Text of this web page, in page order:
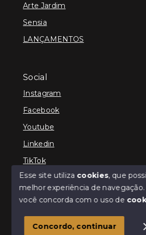
Olá! Estamos
Arte Jardim
Sensia
LANÇAMENTOS
Social
Instagram
Facebook
Youtube
Linkedin
TikTok
© Copyright 2026 - TEFE IMÓVEIS
SITE PARA IMOBILIARIA
Esse site utiliza cookies, que
melhor experiência de
você concorda com o uso de
Concordo, continuar